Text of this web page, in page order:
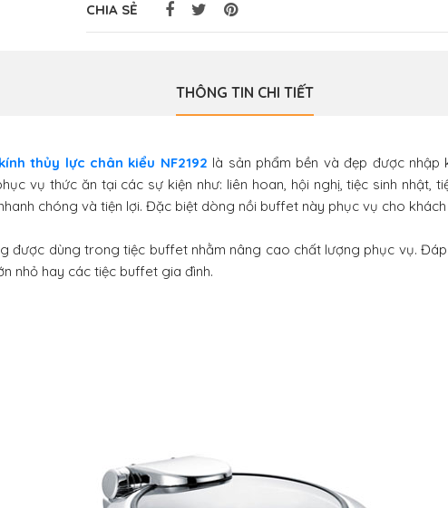
CHIA SẺ
THÔNG TIN CHI TIẾT
thủy lực chân kiểu NF2192 là sản phẩm bền và đẹp được nhập
vụ thức ăn tại các sự kiện như: liên hoan, hội nghị, tiệc sinh nhật,
chóng và tiện lợi. Đặc biệt dòng nồi buffet này phục vụ cho
được dùng trong tiệc buffet nhằm nâng cao chất lượng phục vụ.
nhỏ hay các tiệc buffet gia đình.